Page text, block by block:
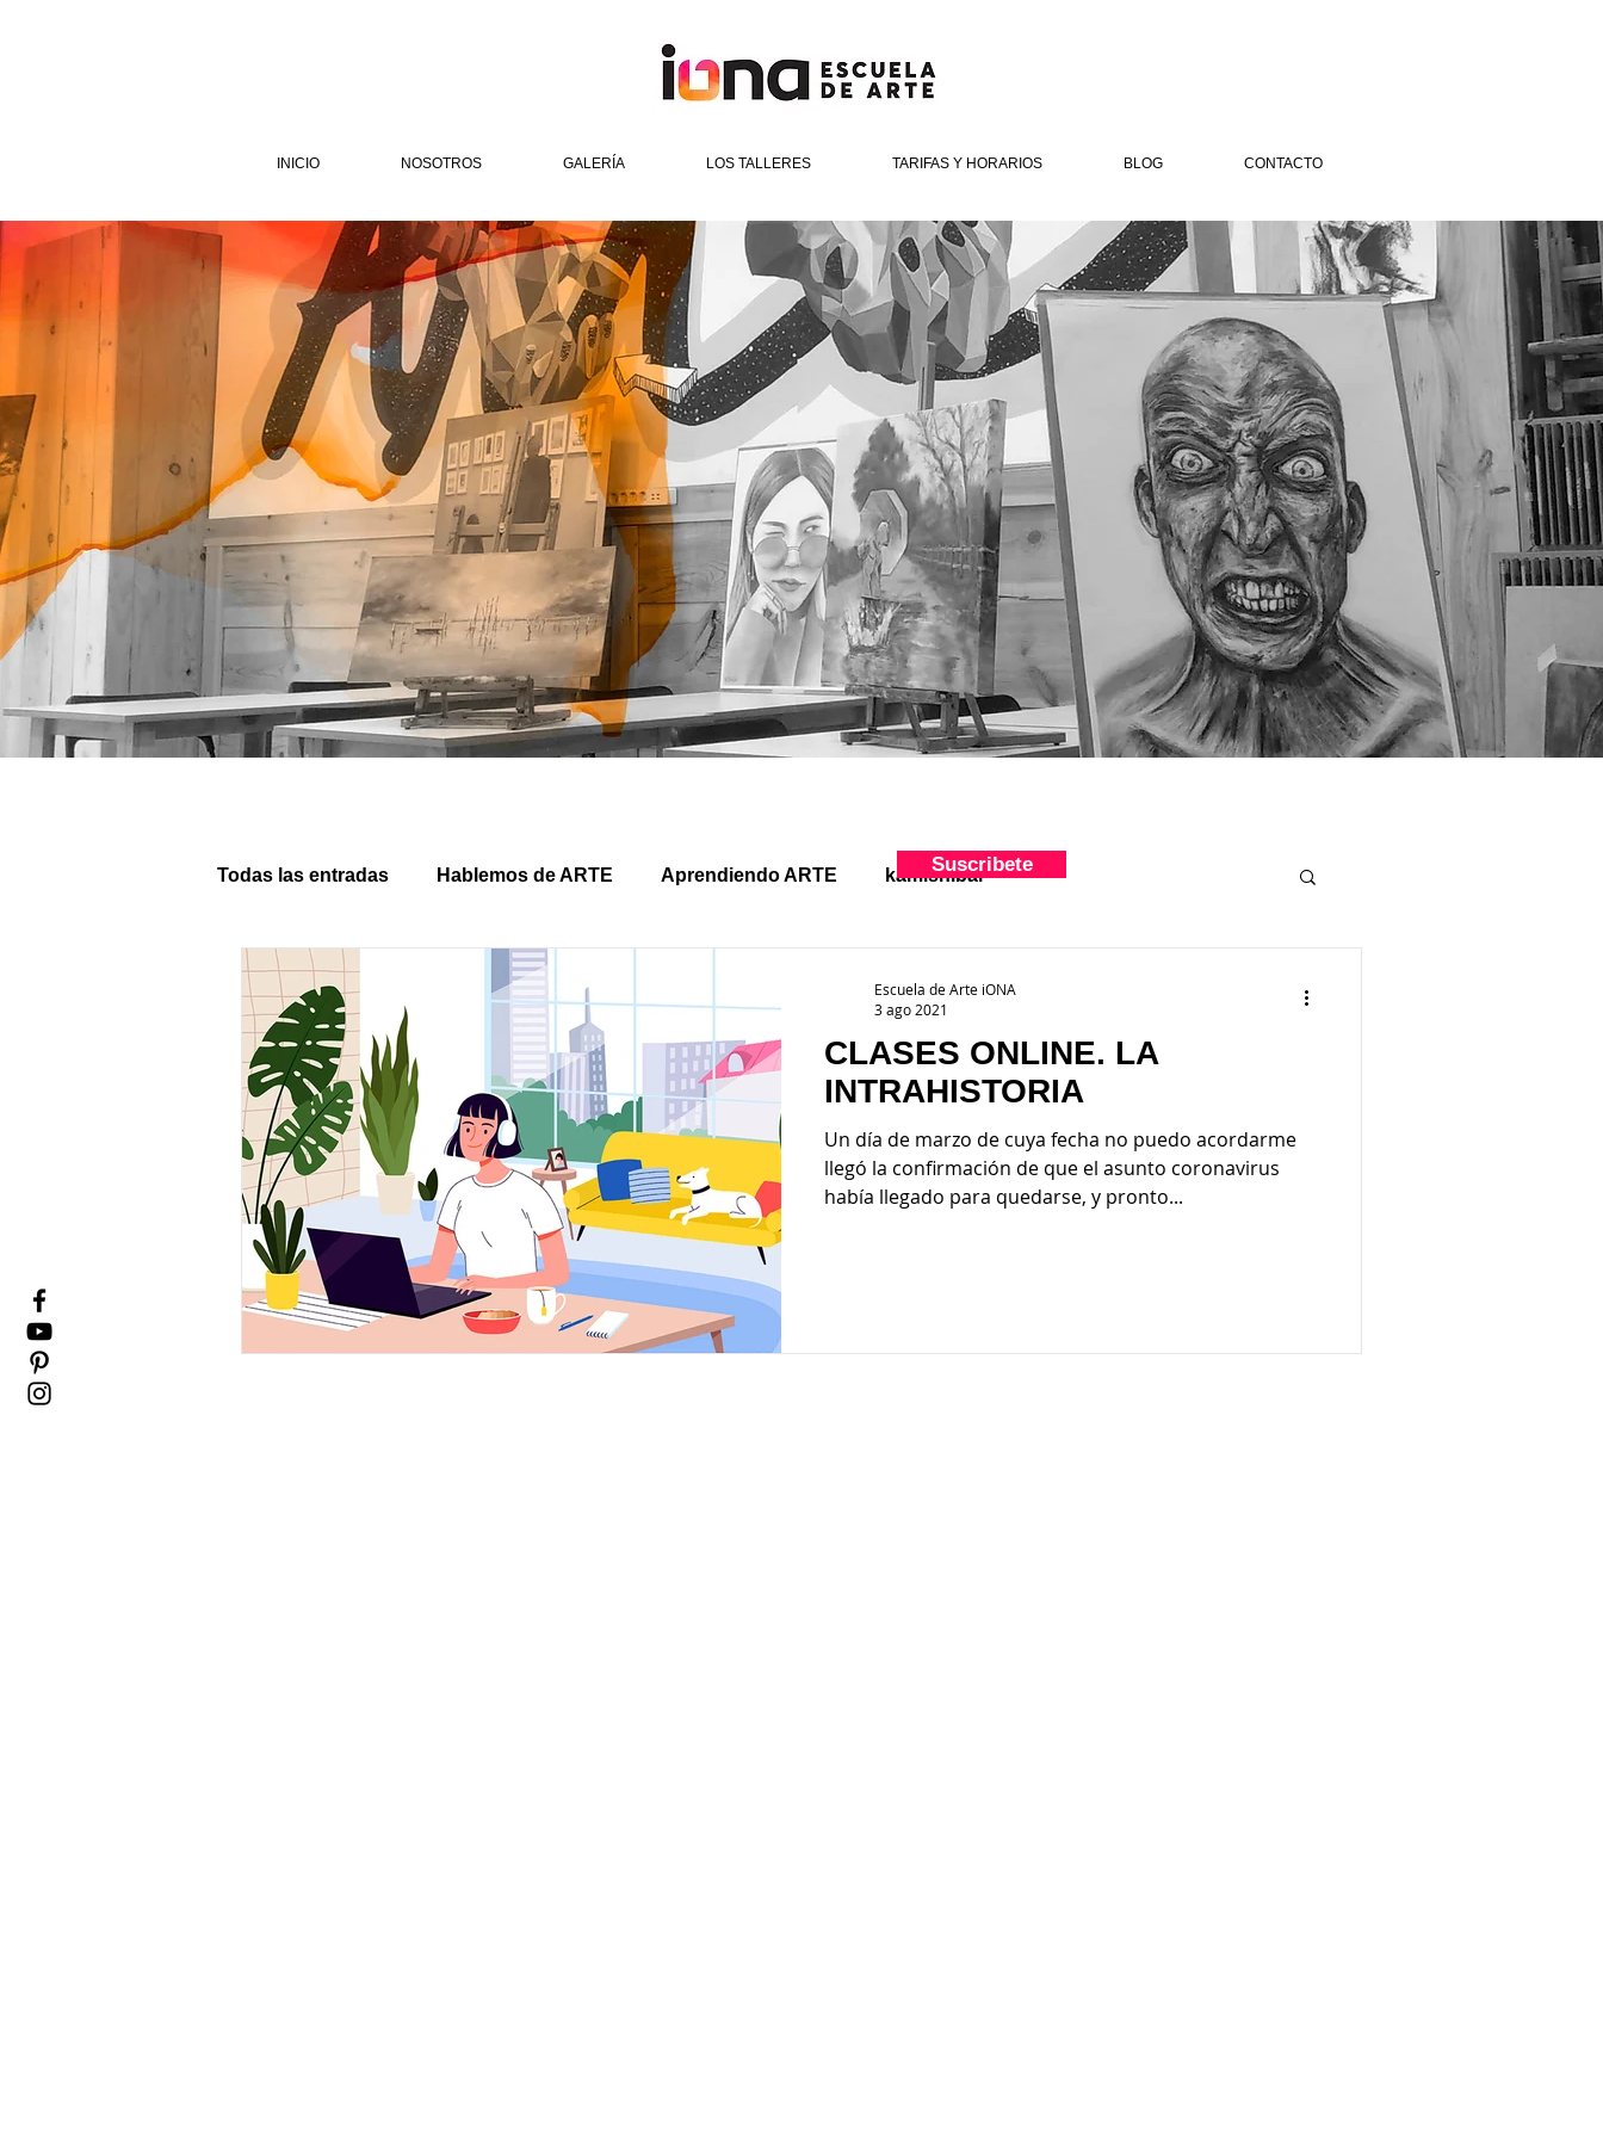
INICIO NOSOTROS GALERÍA LOS TALLERES TARIFAS Y HORARIOS BLOG CONTACTO
Todas las entradas Hablemos de ARTE Aprendiendo ARTE kamishibai
CLASES ONLINE. LA
INTRAHISTORIA
Un día de marzo de cuya fecha no puedo acordarme
llegó la confirmación de que el asunto coronavirus
había llegado para quedarse, y pronto...
Escuela de Arte iONA
3 ago 2021
Suscribete